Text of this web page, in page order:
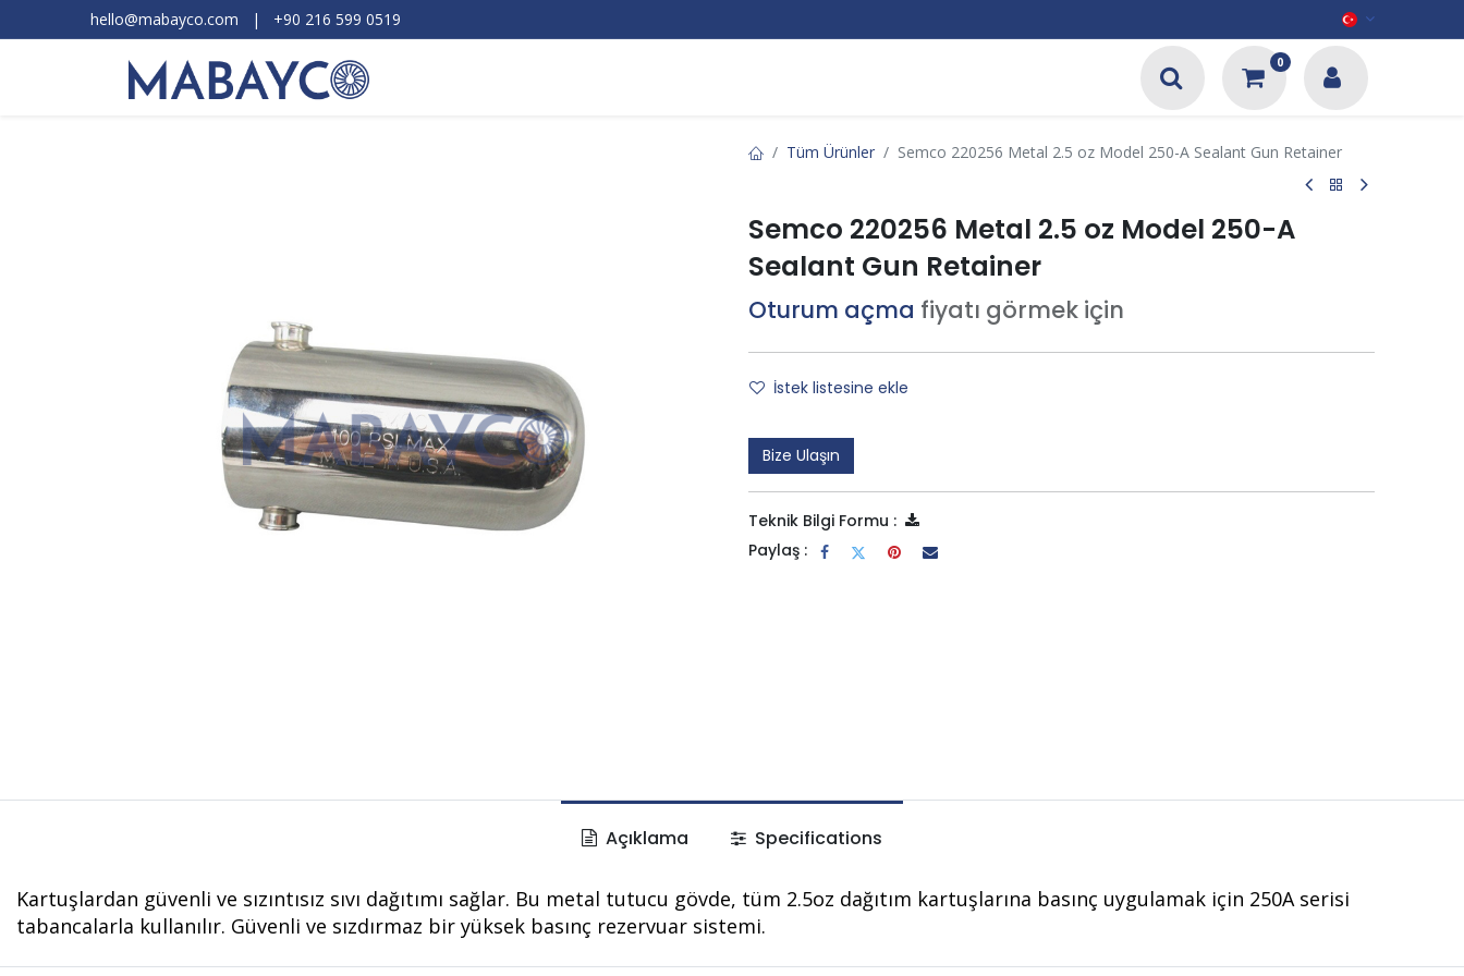
hello@mabayco.com | +90 216 599 0519​
0
Tüm Ürünler Semco 220256 Metal 2.5 oz Model 250-A Sealant Gun Retainer
Semco 220256 Metal 2.5 oz Model 250-A
Sealant Gun Retainer
Oturum açma fiyatı görmek için
İstek listesine ekle
Bize Ulaşın
Teknik Bilgi Formu :
Paylaş :
Açıklama Specifications
Kartuşlardan güvenli ve sızıntısız sıvı dağıtımı sağlar. Bu metal tutucu gövde, tüm 2.5oz dağıtım kartuşlarına basınç uygulamak için 250A serisi
tabancalarla kullanılır. Güvenli ve sızdırmaz bir yüksek basınç rezervuar sistemi.